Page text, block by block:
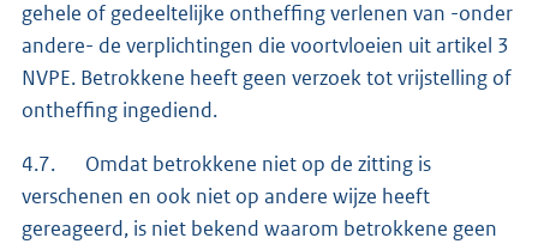
gehele of gedeeltelijke ontheffing verlenen van -onder
andere- de verplichtingen die voortvloeien uit artikel 3
NVPE. Betrokkene heeft geen verzoek tot vrijstelling of
ontheffing ingediend.
4.7. Omdat betrokkene niet op de zitting is
verschenen en ook niet op andere wijze heeft
gereageerd, is niet bekend waarom betrokkene geen